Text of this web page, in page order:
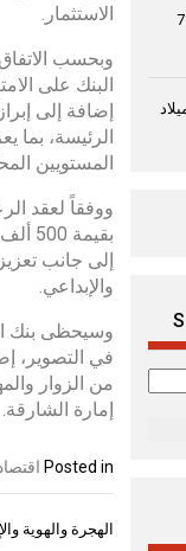
الاستثمار.
البنك على
إضافة إلى
الرئيسة،
المستويين
ووفقاً لعقد
إلى جانب
والإبداعي.
وسيحظى بنك
في التصوير،
من الزوار
إمارة الشارقة.
Posted in اقتصاد
تصفّح
الهجرة والهوية
75
بالذكرى 75 لميلاد